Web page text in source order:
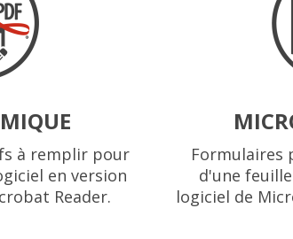
à remplir pour
en version
Reader.
Formulaires
d'une
logiciel de